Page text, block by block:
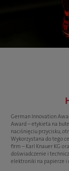
German Innovation
Award – etykieta na
naciśnięciu przycisku,
Wykorzystana do tego
firm – Karl Knauer KG
doświadczenie i
elektroniki na papierze i